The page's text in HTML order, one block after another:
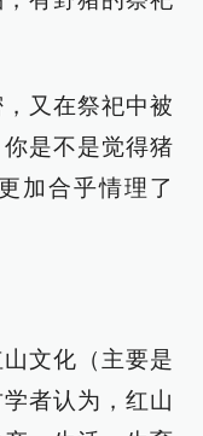
又在祭祀中被
是不是觉得猪
加合乎情理了
文化（主要是
者认为，红山